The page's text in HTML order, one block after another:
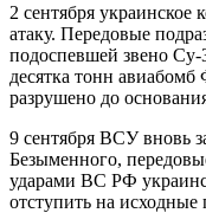
2 сентября
атаку. Передовые
подоспевшей звено
десятка тонн
разрушено до
9 сентября ВСУ вновь
Безыменного,
ударами ВС РФ
отступить на исходные